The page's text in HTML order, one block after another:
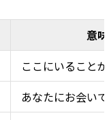
意味
ここにいることが
あなたにお会い